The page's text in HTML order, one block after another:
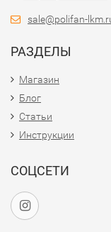
sale@polifan-
РАЗДЕЛЫ
Магазин
Блог
Статьи
Инструкции
СОЦСЕТИ